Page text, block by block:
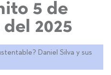
5 de
2025
Daniel Silva y sus